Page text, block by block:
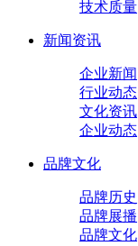
技术质量
新闻资讯
企业新闻
行业动态
文化资讯
企业动态
品牌文化
品牌历史
品牌展播
品牌文化